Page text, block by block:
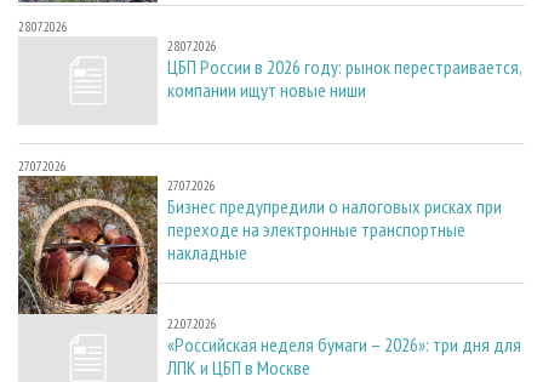
28.07.2026
28.07.2026
ЦБП России в 2026 году: рынок перестраивается,
компании ищут новые ниши
27.07.2026
27.07.2026
Бизнес предупредили о налоговых рисках при
переходе на электронные транспортные
накладные
22.07.2026
22.07.2026
«Российская неделя бумаги – 2026»: три дня для
ЛПК и ЦБП в Москве